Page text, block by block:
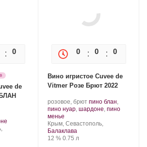
0
de
0 0 0
Вино игристое Cuvee de
Vitmer Розе Брют 2022
Производитель:
Золотая
Балка.
розовое, брют .
Сорт
пино блан,
пино нуар, шардоне, пино
менье
Регион:
Крым, Севастополь,
Балаклава
Крепость
12 %. Объем
0.75 л